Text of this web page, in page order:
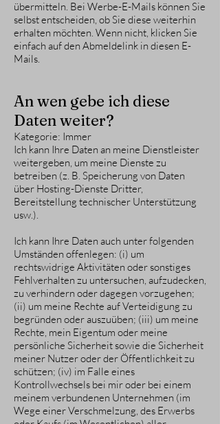
übermitteln. Bei Werbe-E-Mails können Sie
selbst entscheiden, ob Sie diese weiterhin
erhalten möchten. Wenn nicht, klicken Sie
einfach auf den Abmeldelink in diesen E-
Mails.
An wen gebe ich diese
Daten weiter?
Kategorie: Immer
Ich kann Ihre Daten an meine Dienstleister
weitergeben, um meine Dienste zu
betreiben (z. B. Speicherung von Daten
über Hosting-Dienste Dritter,
Bereitstellung technischer Unterstützung
usw.).
Ich kann Ihre Daten auch unter folgenden
Umständen offenlegen: (i) um
rechtswidrige Aktivitäten oder sonstiges
Fehlverhalten zu untersuchen, aufzudecken,
zu verhindern oder dagegen vorzugehen;
(ii) um meine Rechte auf Verteidigung zu
begründen oder auszuüben; (iii) um meine
Rechte, mein Eigentum oder meine
persönliche Sicherheit sowie die Sicherheit
meiner Nutzer oder der Öffentlichkeit zu
schützen; (iv) im Falle eines
Kontrollwechsels bei mir oder bei einem
meinem verbundenen Unternehmen (im
Wege einer Verschmelzung, des Erwerbs